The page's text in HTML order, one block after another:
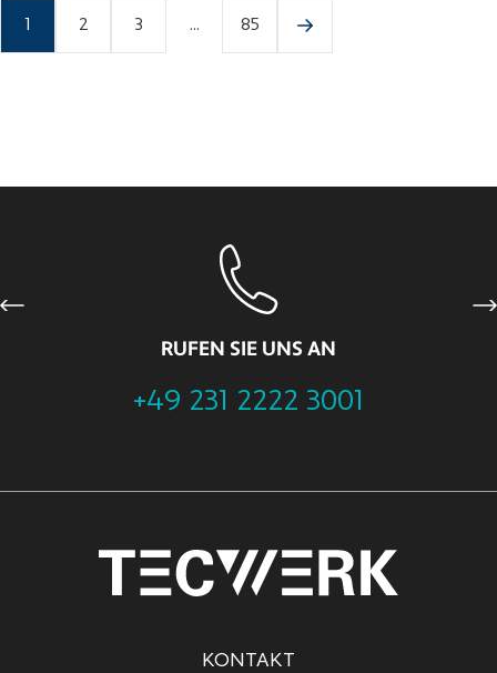
2 3 ... 85
RUFEN SIE UNS AN
+49 231 2222 3001
Previous
KONTAKT